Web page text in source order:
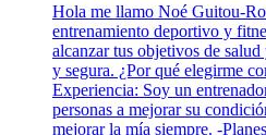
Hola me llamo Noé Guitou-
entrenamiento deportivo y
alcanzar tus objetivos de
y segura. ¿Por qué elegirme
Experiencia: Soy un
personas a mejorar su
mejorar la mía siempre. -